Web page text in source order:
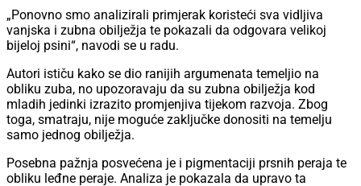
„Ponovno smo analizirali primjerak koristeći sva vidljiva
vanjska i zubna obilježja te pokazali da odgovara velikoj
bijeloj psini“, navodi se u radu.
Autori ističu kako se dio ranijih argumenata temeljio na
obliku zuba, no upozoravaju da su zubna obilježja kod
mladih jedinki izrazito promjenjiva tijekom razvoja. Zbog
toga, smatraju, nije moguće zaključke donositi na temelju
samo jednog obilježja.
Posebna pažnja posvećena je i pigmentaciji prsnih peraja te
obliku leđne peraje. Analiza je pokazala da upravo ta